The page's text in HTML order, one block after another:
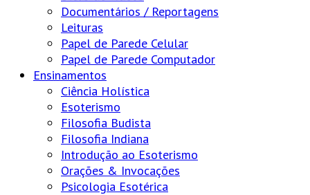
Documentários / Reportagens
Leituras
Papel de Parede Celular
Papel de Parede Computador
Ensinamentos
Ciência Holística
Esoterismo
Filosofia Budista
Filosofia Indiana
Introdução ao Esoterismo
Orações & Invocações
Psicologia Esotérica